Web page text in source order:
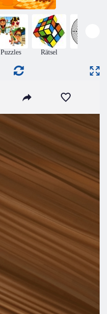
Tägliches
Schachpuzzle
Puzzles Rätsel